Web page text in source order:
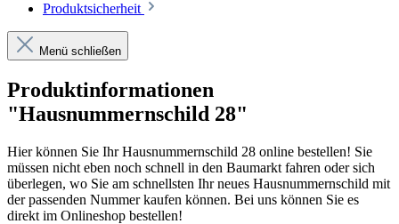
Produktsicherheit
Menü schließen
Produktinformationen
"Hausnummernschild 28"
Hier können Sie Ihr Hausnummernschild 28 online bestellen! Sie
müssen nicht eben noch schnell in den Baumarkt fahren oder sich
überlegen, wo Sie am schnellsten Ihr neues Hausnummernschild mit
der passenden Nummer kaufen können. Bei uns können Sie es
direkt im Onlineshop bestellen!